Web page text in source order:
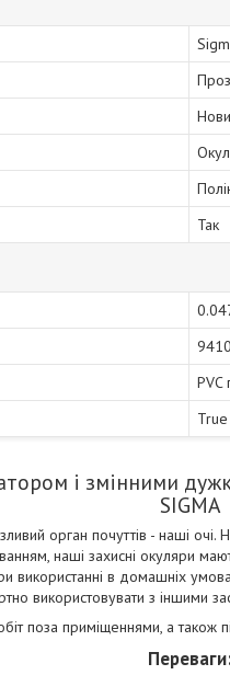
Так
PVC
True
і змінними
SIGMA
орган почуттів - наші
наші захисні окуляри
використанні в домашніх
використовувати з іншими
поза приміщеннями, а також